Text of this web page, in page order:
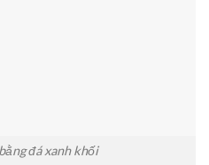
đá xanh khối